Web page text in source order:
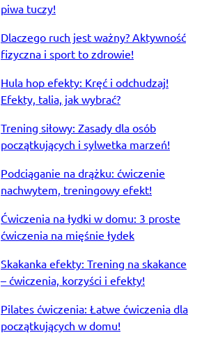
piwa tuczy!
Dlaczego ruch jest ważny? Aktywność
fizyczna i sport to zdrowie!
Hula hop efekty: Kręć i odchudzaj!
Efekty, talia, jak wybrać?
Trening siłowy: Zasady dla osób
początkujących i sylwetka marzeń!
Podciąganie na drążku: ćwiczenie
nachwytem, treningowy efekt!
Ćwiczenia na łydki w domu: 3 proste
ćwiczenia na mięśnie łydek
Skakanka efekty: Trening na skakance
– ćwiczenia, korzyści i efekty!
Pilates ćwiczenia: Łatwe ćwiczenia dla
początkujących w domu!